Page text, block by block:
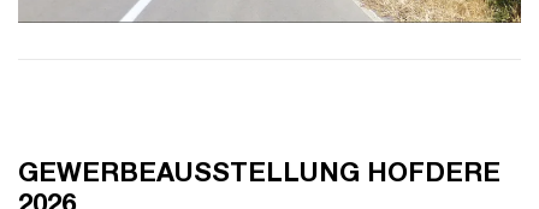
GEWERBEAUSSTELLUNG HOFDERE